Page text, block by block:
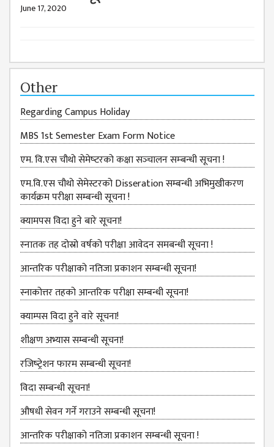
OUR TEAM
CAMPUS
GENERAL
ASSEMBLY
CAMPUS
MANAGEMENT
COMMITTEE
COMMITTEE
ADVISORY
COMMITTEE
COMMITTEE
SELF-
ASSESSMENT
TEAM (SAT)
INTERNAL
QUALITY
ASSURANCE
COMMITTEE
(IQAC)
SCHOLARSHIP
& STUDENTS
ASSISTANCE
COMMITTEE
June 17, 2020
Other
Regarding Campus Holiday
MBS 1st Semester Exam Form Notice
एम. वि.एस चौथो सेमेष्‍टरको कक्षा सञ्‍चालन सम्‍बन्‍धी सूचना !
एम.वि.एस चौथो सेमेस्टरको Disseration सम्बन्धी अभिमुखीकरण
कार्यक्रम परीक्षा सम्बन्धी सूचना !
क्यामपस विदा हुने बारे सूचना!
स्‍नातक तह दोस्रो वर्षको परीक्षा आवेदन समबन्धी सूचना !
आन्तरिक परीक्षाको नतिजा प्रकाशन सम्बन्धी सूचना!
स्नाकोत्तर तहको आन्तरिक परीक्षा सम्बन्धी सूचना!
क्याम्पस विदा हुने वारे सूचना!
शीक्षण अभ्यास सम्बन्धी सूचना!
रजिष्‍ट्रेशन फारम सम्बन्धी सूचना!
विदा सम्बन्धी सूचना!
औषधी सेवन गर्ने गराउने सम्बन्धी सूचना!
आन्तरिक परीक्षाको नतिजा प्रकाशन सम्बन्धी सूचना !